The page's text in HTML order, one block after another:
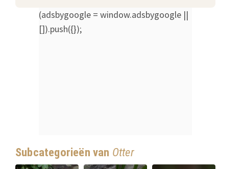
(adsbygoogle = window.adsbygoogle ||
[]).push({});
Subcategorieën van Otter